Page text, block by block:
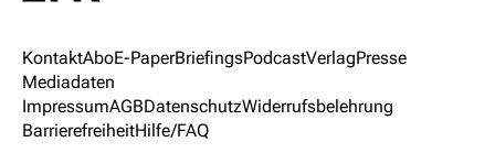
KontaktAboE-PaperBriefingsPodcastVerlagPresse
Mediadaten
ImpressumAGBDatenschutzWiderrufsbelehrung
BarrierefreiheitHilfe/FAQ